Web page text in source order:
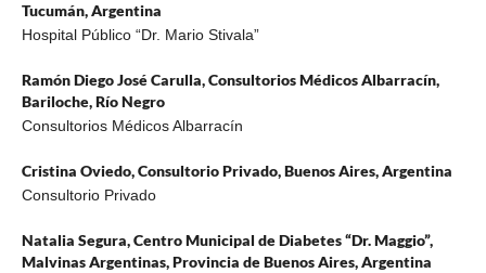
Tucumán, Argentina
Hospital Público “Dr. Mario Stivala”
Ramón Diego José Carulla,Consultorios Médicos Albarracín,
Bariloche, Río Negro
Consultorios Médicos Albarracín
Cristina Oviedo,Consultorio Privado, Buenos Aires, Argentina
Consultorio Privado
Natalia Segura,Centro Municipal de Diabetes “Dr. Maggio”,
Malvinas Argentinas, Provincia de Buenos Aires, Argentina